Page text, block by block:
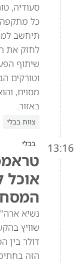
סעודיה,
כל
תיחשב
לחזק את
שיתוף
וטורקים
מסוים,
באזור.
צוות בבלי
13:16 בבלי
אוכל
נשיא
דולר בין
הזה